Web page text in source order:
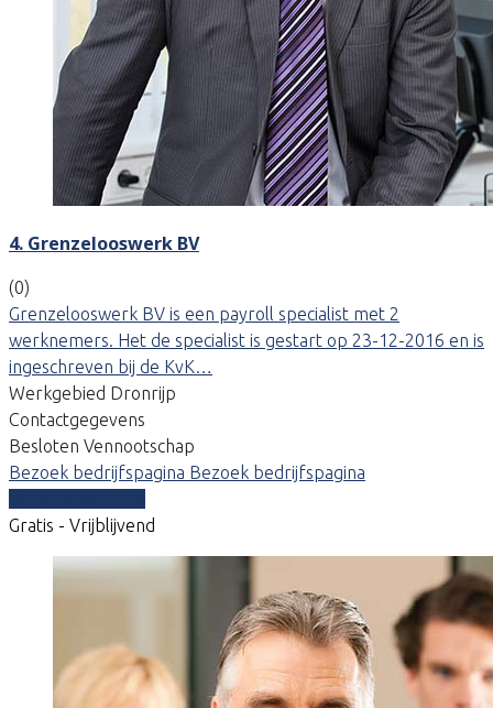
4. Grenzelooswerk BV
(0)
Grenzelooswerk BV is een payroll specialist met 2
werknemers. Het de specialist is gestart op 23-12-2016 en is
ingeschreven bij de KvK…
Werkgebied Dronrijp
Contactgegevens
Besloten Vennootschap
Bezoek bedrijfspagina Bezoek bedrijfspagina
Gratis - Vrijblijvend